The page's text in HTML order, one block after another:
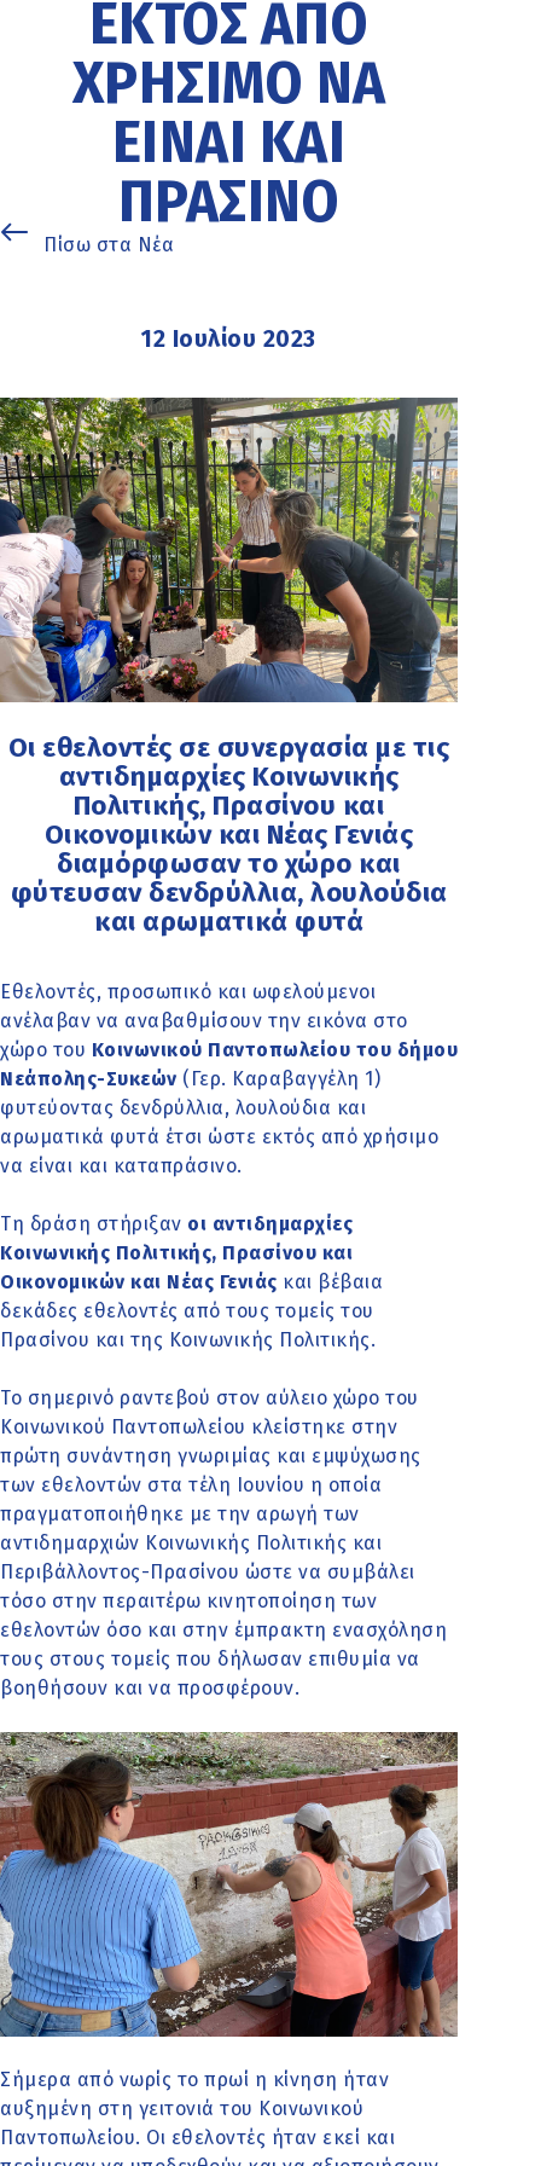
ΕΚΤΌΣ ΑΠΌ
ΧΡΉΣΙΜΟ ΝΑ
ΕΊΝΑΙ ΚΑΙ
ΠΡΆΣΙΝΟ
Πίσω στα Νέα
12 Ιουλίου 2023
Οι εθελοντές σε συνεργασία με τις
αντιδημαρχίες Κοινωνικής
Πολιτικής, Πρασίνου και
Οικονομικών και Νέας Γενιάς
διαμόρφωσαν το χώρο και
φύτευσαν δενδρύλλια, λουλούδια
και αρωματικά φυτά
Εθελοντές, προσωπικό και ωφελούμενοι
ανέλαβαν να αναβαθμίσουν την εικόνα στο
χώρο του Κοινωνικού Παντοπωλείου του δήμου
Νεάπολης-Συκεών (Γερ. Καραβαγγέλη 1)
φυτεύοντας δενδρύλλια, λουλούδια και
αρωματικά φυτά έτσι ώστε εκτός από χρήσιμο
να είναι και καταπράσινο.
Τη δράση στήριξαν οι αντιδημαρχίες
Κοινωνικής Πολιτικής, Πρασίνου και
Οικονομικών και Νέας Γενιάς και βέβαια
δεκάδες εθελοντές από τους τομείς του
Πρασίνου και της Κοινωνικής Πολιτικής.
Το σημερινό ραντεβού στον αύλειο χώρο του
Κοινωνικού Παντοπωλείου κλείστηκε στην
πρώτη συνάντηση γνωριμίας και εμψύχωσης
των εθελοντών στα τέλη Ιουνίου η οποία
πραγματοποιήθηκε με την αρωγή των
αντιδημαρχιών Κοινωνικής Πολιτικής και
Περιβάλλοντος-Πρασίνου ώστε να συμβάλει
τόσο στην περαιτέρω κινητοποίηση των
εθελοντών όσο και στην έμπρακτη ενασχόληση
τους στους τομείς που δήλωσαν επιθυμία να
βοηθήσουν και να προσφέρουν.
Σήμερα από νωρίς το πρωί η κίνηση ήταν
αυξημένη στη γειτονιά του Κοινωνικού
Παντοπωλείου. Οι εθελοντές ήταν εκεί και